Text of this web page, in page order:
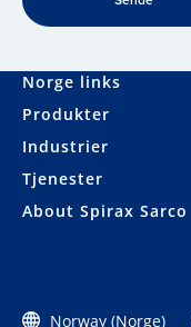
Norge links
Produkter
Industrier
Tjenester
About Spirax Sarco
Norway (Norge)